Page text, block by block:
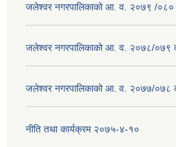
जलेश्वर नगरपालिकाको आ. व. २०७९ /
जलेश्वर नगरपालिकाको आ. व. २०७८/०७९
जलेश्वर नगरपालिकाको आ. व. २०७७/०७८
नीति तथा कार्यक्रम २०७५-४-१०